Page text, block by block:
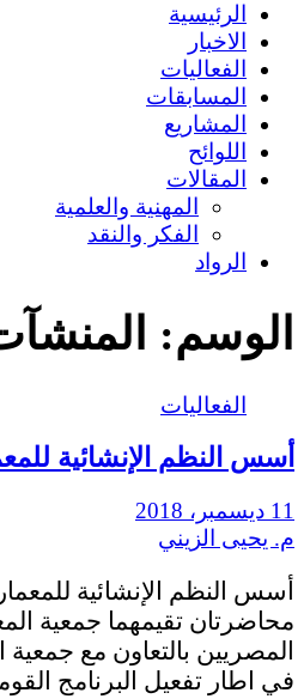
الرئيسية
الاخبار
الفعاليات
المسابقات
المشاريع
اللوائح
المقالات
المهنية والعلمية
الفكر والنقد
الرواد
الوسم:
الفعاليات
أسس النظم الإنشائية
11 ديسمبر، 2018
م. يحيى الزيني
أسس النظم الإنشائية
محاضرتان تقيمهما جمعية
المصريين بالتعاون مع جمعية
في اطار تفعيل البرنامج